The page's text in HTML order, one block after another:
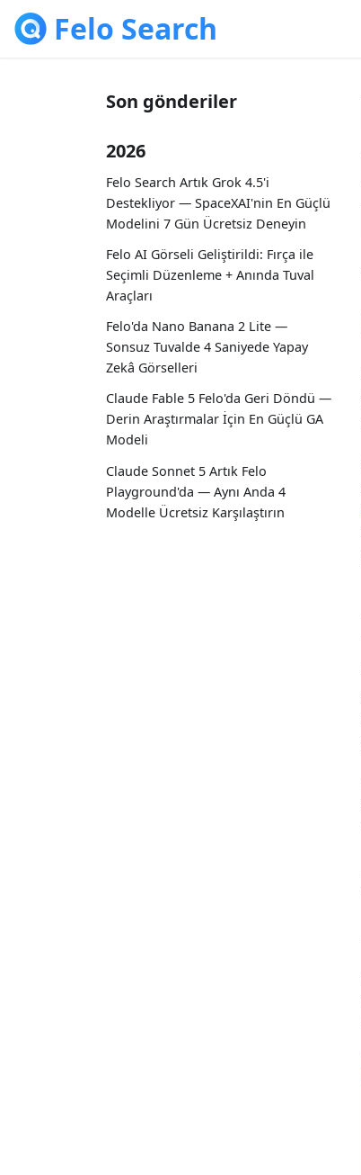
Felo Search
Son gönderiler
2026
Felo Search Artık Grok 4.5'i
Destekliyor — SpaceXAI'nin En Güçlü
Modelini 7 Gün Ücretsiz Deneyin
Felo AI Görseli Geliştirildi: Fırça ile
Seçimli Düzenleme + Anında Tuval
Araçları
Felo'da Nano Banana 2 Lite —
Sonsuz Tuvalde 4 Saniyede Yapay
Zekâ Görselleri
Claude Fable 5 Felo'da Geri Döndü —
Derin Araştırmalar İçin En Güçlü GA
Modeli
Claude Sonnet 5 Artık Felo
Playground'da — Aynı Anda 4
Modelle Ücretsiz Karşılaştırın